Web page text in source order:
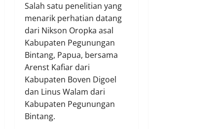
Salah satu penelitian yang
menarik perhatian datang
dari Nikson Oropka asal
Kabupaten Pegunungan
Bintang, Papua, bersama
Arenst Kafiar dari
Kabupaten Boven Digoel
dan Linus Walam dari
Kabupaten Pegunungan
Bintang.